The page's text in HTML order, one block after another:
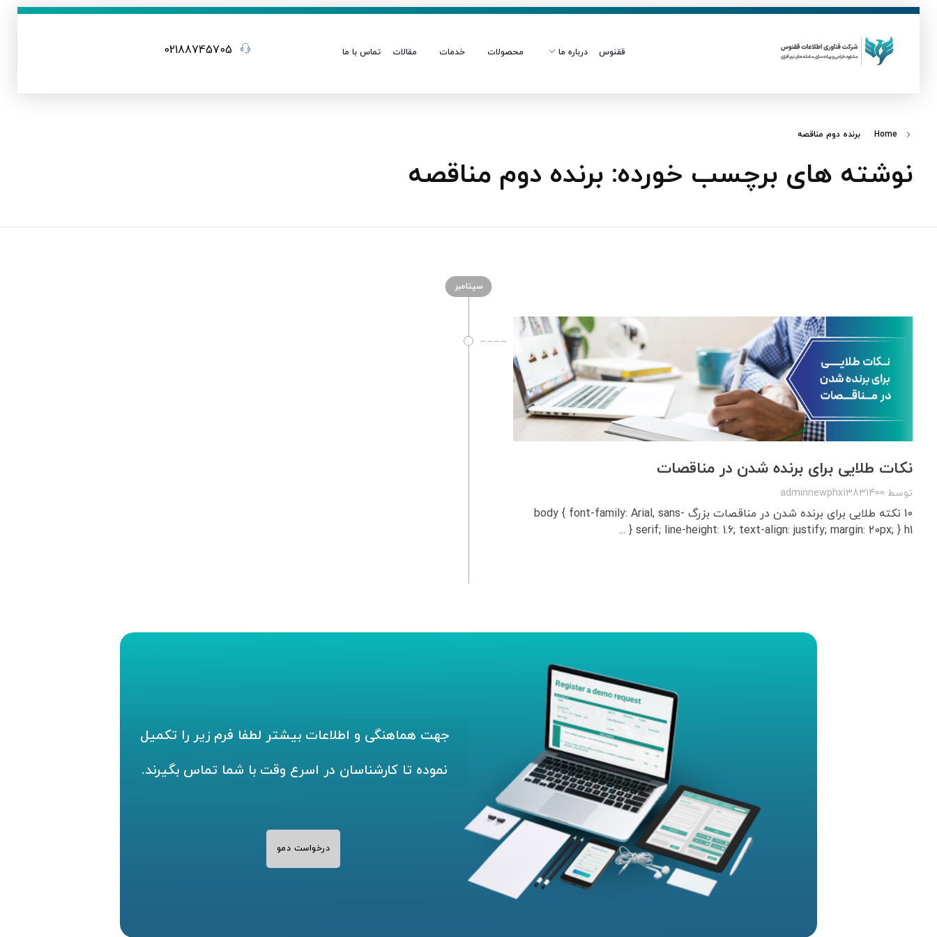
ققنوس درباره ما محصولات خدمات مقالات تماس با ما 02188745705
Home برنده دوم مناقصه
نوشته های برچسب خورده: برنده دوم مناقصه
سپتامبر
نکات طلایی برای برنده شدن در مناقصات
توسط adminnewphx13831400
10 نکته طلایی برای برنده شدن در مناقصات بزرگ body { font-family: Arial, sans-
serif; line-height: 1.6; text-align: justify; margin: 20px; } h1 { ...
جهت هماهنگی و اطلاعات بیشتر لطفا فرم زیر را تکمیل
نموده تا کارشناسان در اسرع وقت با شما تماس بگیرند.
درخواست دمو